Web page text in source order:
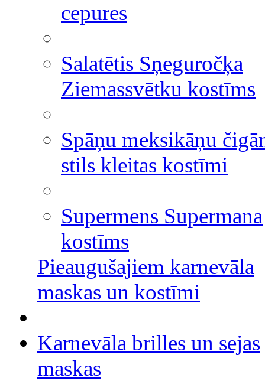
cepures
Salatētis Sņeguročķa
Ziemassvētku kostīms
Spāņu meksikāņu
stils kleitas kostīmi
Supermens Supermana
kostīms
Pieaugušajiem karnevāla
maskas un kostīmi
Karnevāla brilles un sejas
maskas